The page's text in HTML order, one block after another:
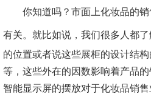
你知道吗？市面上化妆品的销
有关。就比如说，我们很多人都了
的位置或者说这些展柜的设计结
等，这些外在的因数影响着产品
智能显示屏的摆放对于化妆品销